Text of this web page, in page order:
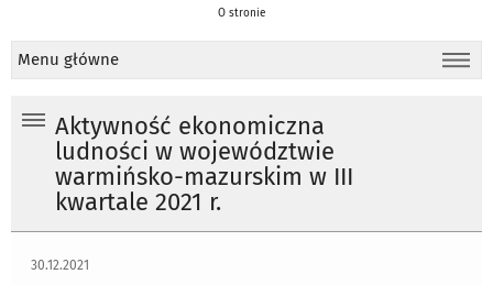
O stronie
Menu główne
Aktywność ekonomiczna
ludności w województwie
warmińsko-mazurskim w III
kwartale 2021 r.
30.12.2021